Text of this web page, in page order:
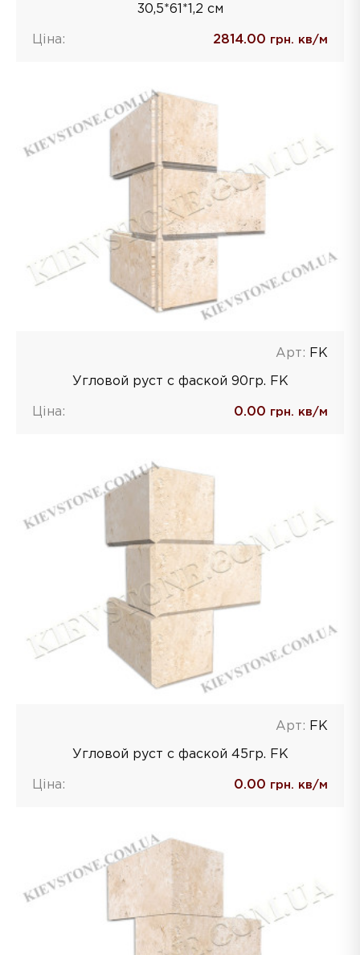
30,5*61*1,2 см
Ціна: 2814.00 грн. кв/м
Арт: FK
Угловой руст с фаской 90гр. FK
Ціна: 0.00 грн. кв/м
Арт: FK
Угловой руст с фаской 45гр. FK
Ціна: 0.00 грн. кв/м